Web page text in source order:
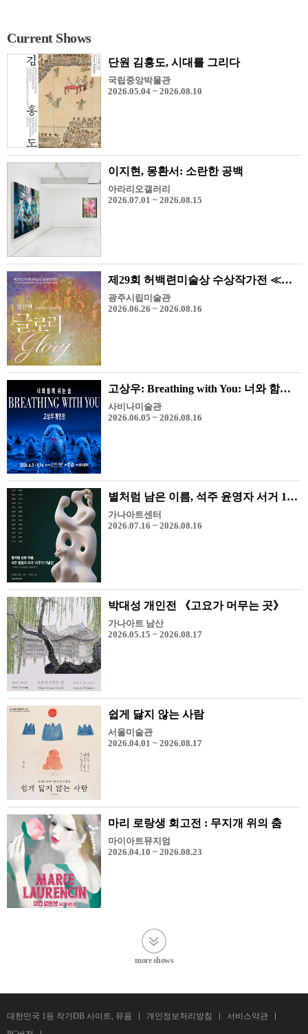
Current Shows
단원 김홍도, 시대를 그리다
국립중앙박물관
2026.05.04 ~ 2026.08.10
이지현, 몽환서: 소란한 공백
아라리오갤러리
2026.07.01 ~ 2026.08.15
제29회 허백련미술상 수상작가전 ≪장진원-Glory≫
광주시립미술관
2026.06.26 ~ 2026.08.16
고상우: Breathing with You: 너와 함께 쉬는 숨
사비나미술관
2026.06.05 ~ 2026.08.16
별처럼 남은 이름, 석주 윤영자 서거 10주기 기념전 - 그리고 석주 미술상 수상 작가전
가나아트센터
2026.07.16 ~ 2026.08.16
박대성 개인전 《고요가 머무는 곳》
가나아트 남산
2026.05.15 ~ 2026.08.17
쉽게 닳지 않는 사람
서울미술관
2026.04.01 ~ 2026.08.17
마리 로랑생 회고전 : 무지개 위의 춤
마이아트뮤지엄
2026.04.10 ~ 2026.08.23
more shows
대한민국 1등 작가DB 사이트, 뮤움 개인정보처리방침
서비스약관